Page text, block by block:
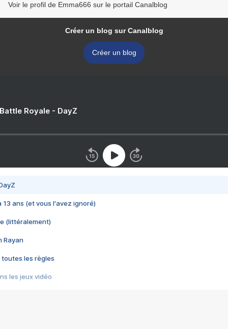
Voir le profil de Emma666 sur le portail Canalblog
Créer un blog sur Canalblog
Créer un blog
Royale - DayZ
13 ans (et vous l'avez ignoré)
(littéralement)
Rayan
toutes les règles
les jeux vidéo